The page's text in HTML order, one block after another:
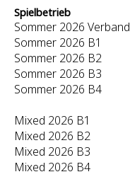
Spielbetrieb
Sommer 2026 Verband
Sommer 2026 B1
Sommer 2026 B2
Sommer 2026 B3
Sommer 2026 B4
Mixed 2026 B1
Mixed 2026 B2
Mixed 2026 B3
Mixed 2026 B4